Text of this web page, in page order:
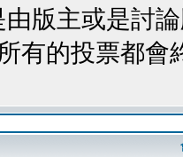
版主或是討
有的投票都